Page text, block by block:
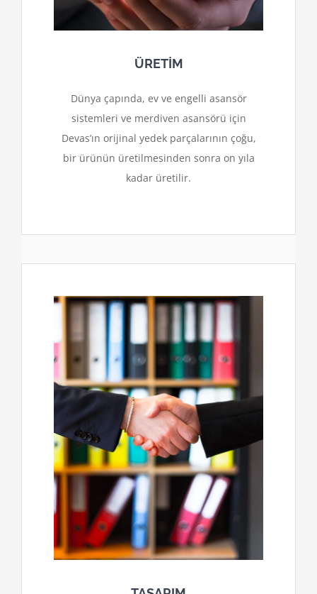
ÜRETİM
Dünya çapında, ev ve engelli asansör
sistemleri ve merdiven asansörü için
Devas’ın orijinal yedek parçalarının çoğu,
bir ürünün üretilmesinden sonra on yıla
kadar üretilir.